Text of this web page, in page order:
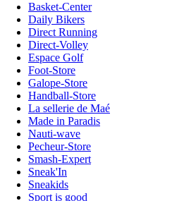
Basket-Center
Daily Bikers
Direct Running
Direct-Volley
Espace Golf
Foot-Store
Galope-Store
Handball-Store
La sellerie de Maé
Made in Paradis
Nauti-wave
Pecheur-Store
Smash-Expert
Sneak'In
Sneakids
Sport is good